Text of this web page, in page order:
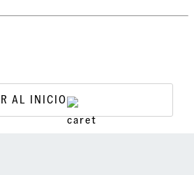
AL INICIO